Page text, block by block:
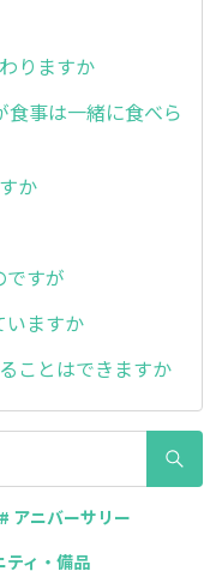
りますか
事は一緒に食べら
か
ですが
いますか
ことはできますか
# アニバーサリー
ティ・備品